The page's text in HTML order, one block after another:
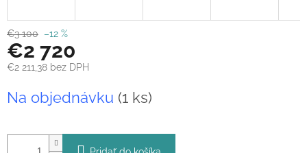
€3 100 –12 %
€2 720
€2 211,38 bez DPH
cena:
Na objednávku (1 ks)